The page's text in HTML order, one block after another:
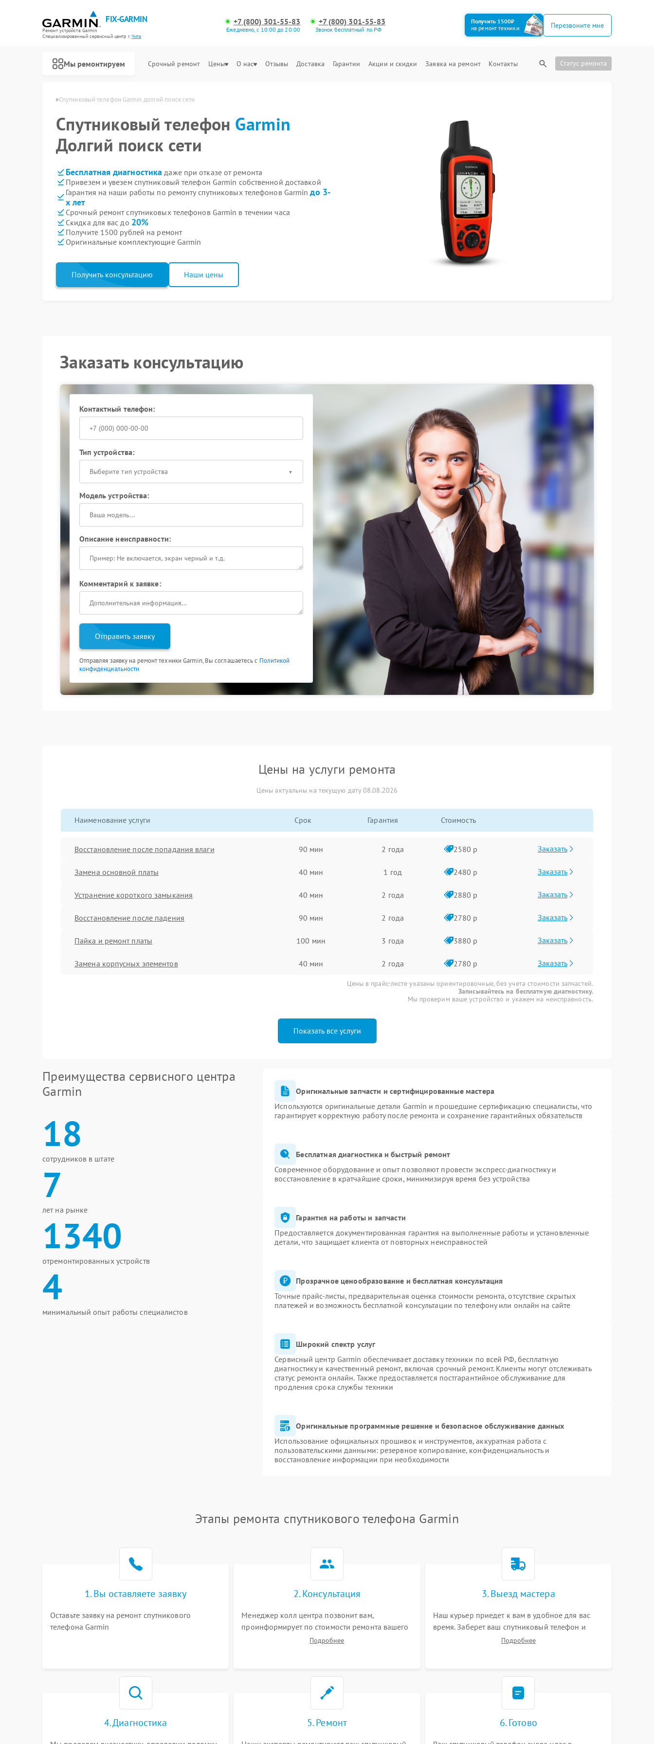
FIX-GARMIN
Ремонт устройств Garmin
Специализированный cервисный центр г.Чита
+7 (800) 301-55-83
Ежедневно, с 10:00 до 20:00
+7 (800) 301-55-83
Звонок бесплатный по РФ
Получить 1500₽
на ремонт техники
Перезвоните мне
Мы ремонтируем Срочный ремонт Цены О нас Отзывы Доставка Гарантии Акции и скидки Заявка на ремонт Контакты Статус ремонта
Спутниковый телефон Garmin долгий поиск сети
Спутниковый телефон Garmin
Долгий поиск сети
Бесплатная диагностика даже при отказе от ремонта
Привезем и увезем спутниковый телефон Garmin собственной доставкой
Гарантия на наши работы по ремонту спутниковых телефонов Garminдо 3-
х лет
Срочный ремонт спутниковых телефонов Garmin в течении часа
Скидка для вас до 20%
Получите 1500 рублей на ремонт
Оригинальные комплектующие Garmin
Получить консультацию Наши цены
Заказать консультацию
Контактный телефон:
Тип устройства:
Выберите тип устройства
Модель устройства:
Описание неисправности:
Комментарий к заявке:
Отправить заявку
Отправляя заявку на ремонт техники Garmin, Вы соглашаетесь с Политикой
конфиденциальности
Цены на услуги ремонта
Цены актуальны на текущую дату 08.08.2026
Наименование услуги Срок Гарантия Стоимость
Восстановление после попадания влаги 90 мин 2 года 2580 р Заказать
Замена основной платы 40 мин 1 год 2480 р Заказать
Устранение короткого замыкания 40 мин 2 года 2880 р Заказать
Восстановление после падения 90 мин 2 года 2780 р Заказать
Пайка и ремонт платы 100 мин 3 года 3880 р Заказать
Замена корпусных элементов 40 мин 2 года 2780 р Заказать
Цены в прайс-листе указаны ориентировочные, без учета стоимости запчастей.
Записывайтесь на бесплатную диагностику.
Мы проверим ваше устройство и укажем на неисправность.
Показать все услуги
Преимущества сервисного центра
Garmin
18
сотрудников в штате
7
лет на рынке
1340
отремонтированных устройств
4
минимальный опыт работы специалистов
Оригинальные запчасти и сертифицированные мастера
Используются оригинальные детали Garmin и прошедшие сертификацию специалисты, что
гарантирует корректную работу после ремонта и сохранение гарантийных обязательств
Бесплатная диагностика и быстрый ремонт
Современное оборудование и опыт позволяют провести экспресс-диагностику и
восстановление в кратчайшие сроки, минимизируя время без устройства
Гарантия на работы и запчасти
Предоставляется документированная гарантия на выполненные работы и установленные
детали, что защищает клиента от повторных неисправностей
Прозрачное ценообразование и бесплатная консультация
Точные прайс-листы, предварительная оценка стоимости ремонта, отсутствие скрытых
платежей и возможность бесплатной консультации по телефону или онлайн на сайте
Широкий спектр услуг
Сервисный центр Garmin обеспечивает доставку техники по всей РФ, бесплатную
диагностику и качественный ремонт, включая срочный ремонт. Клиенты могут отслеживать
статус ремонта онлайн. Также предоставляется постгарантийное обслуживание для
продления срока службы техники
Оригинальные программные решение и безопасное обслуживание данных
Использование официальных прошивок и инструментов, аккуратная работа с
пользовательскими данными: резервное копирование, конфиденциальность и
восстановление информации при необходимости
Этапы ремонта спутникового телефона Garmin
1. Вы оставляете заявку
Оставьте заявку на ремонт спутникового
телефона Garmin
2. Консультация
Менеджер колл центра позвонит вам,
проинформирует по стоимости ремонта вашего
спутникового телефона а также ответит на все
Подробнее
3. Выезд мастера
Наш курьер приедет к вам в удобное для вас
время. Заберет ваш спутниковый телефон и
привезет на склад для диагностики.
Подробнее
4. Диагностика 5. Ремонт 6. Готово